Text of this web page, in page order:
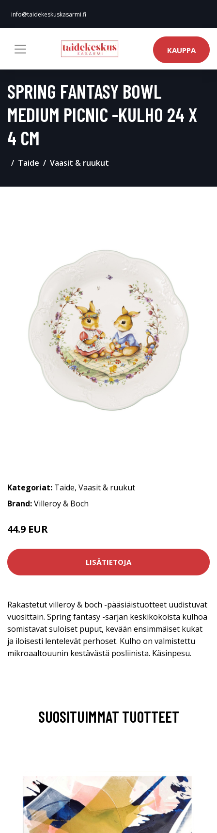
info@taidekeskuskasarmi.fi
KAUPPA
SPRING FANTASY BOWL
MEDIUM PICNIC -KULHO 24 X
4 CM
Taide Vaasit & ruukut
Kategoriat: Taide, Vaasit & ruukut
Brand:Villeroy & Boch
44.9 EUR
LISÄTIETOJA
Rakastetut villeroy & boch -pääsiäistuotteet uudistuvat
vuosittain. Spring fantasy -sarjan keskikokoista kulhoa
somistavat suloiset puput, kevään ensimmäiset kukat
ja iloisesti lentelevät perhoset. Kulho on valmistettu
mikroaaltouunin kestävästä posliinista. Käsinpesu.
SUOSITUIMMAT TUOTTEET